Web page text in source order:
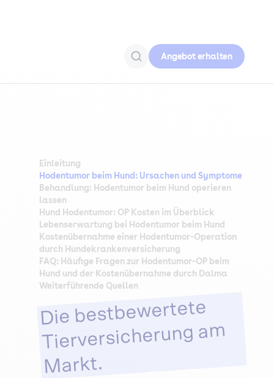
Angebot erhalten
Einleitung
Hodentumor beim Hund: Ursachen und Symptome
Behandlung: Hodentumor beim Hund operieren
lassen
Hund Hodentumor: OP Kosten im Überblick
Lebenserwartung bei Hodentumor beim Hund
Kostenübernahme einer Hodentumor-Operation
durch Hundekrankenversicherung
FAQ: Häufige Fragen zur Hodentumor-OP beim
Hund und der Kostenübernahme durch Dalma
Weiterführende Quellen
Die bestbewertete
Tierversicherung am
Markt.